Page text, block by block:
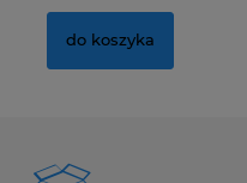
do koszyka